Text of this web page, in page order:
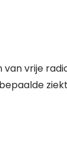
vrije